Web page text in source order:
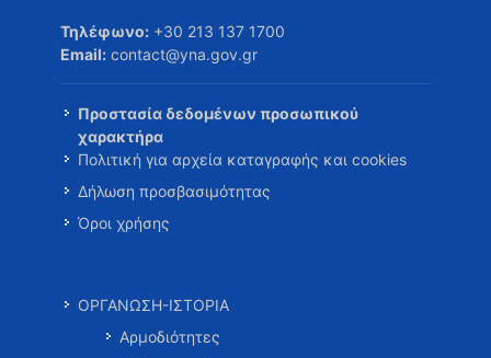
Τηλέφωνο: +30 213 137 1700
Email: contact@yna.gov.gr
Προστασία δεδομένων προσωπικού
χαρακτήρα
Πολιτική για αρχεία καταγραφής και cookies
Δήλωση προσβασιμότητας
Όροι χρήσης
ΟΡΓΑΝΩΣΗ-ΙΣΤΟΡΙΑ
Αρμοδιότητες